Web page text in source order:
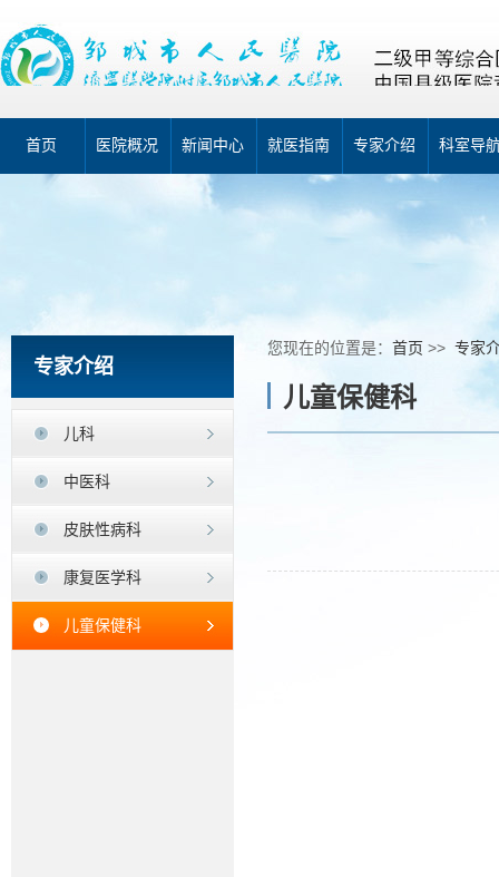
首页 医院概况 新闻中心 就医指南 专家介绍 科室导
专家介绍
儿科
中医科
皮肤性病科
康复医学科
儿童保健科
您现在的位置是： 首页 >> 专家
儿童保健科